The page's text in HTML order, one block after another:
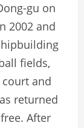
gu on
2002 and
fields,
and
returned
After